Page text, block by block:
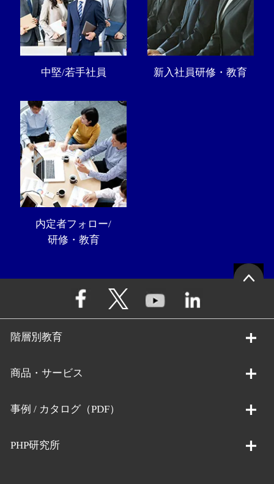
中堅/若手社員 新入社員研修・教育
内定者フォロー/
研修・教育
階層別教育
商品・サービス
事例 / カタログ（PDF）
PHP研究所